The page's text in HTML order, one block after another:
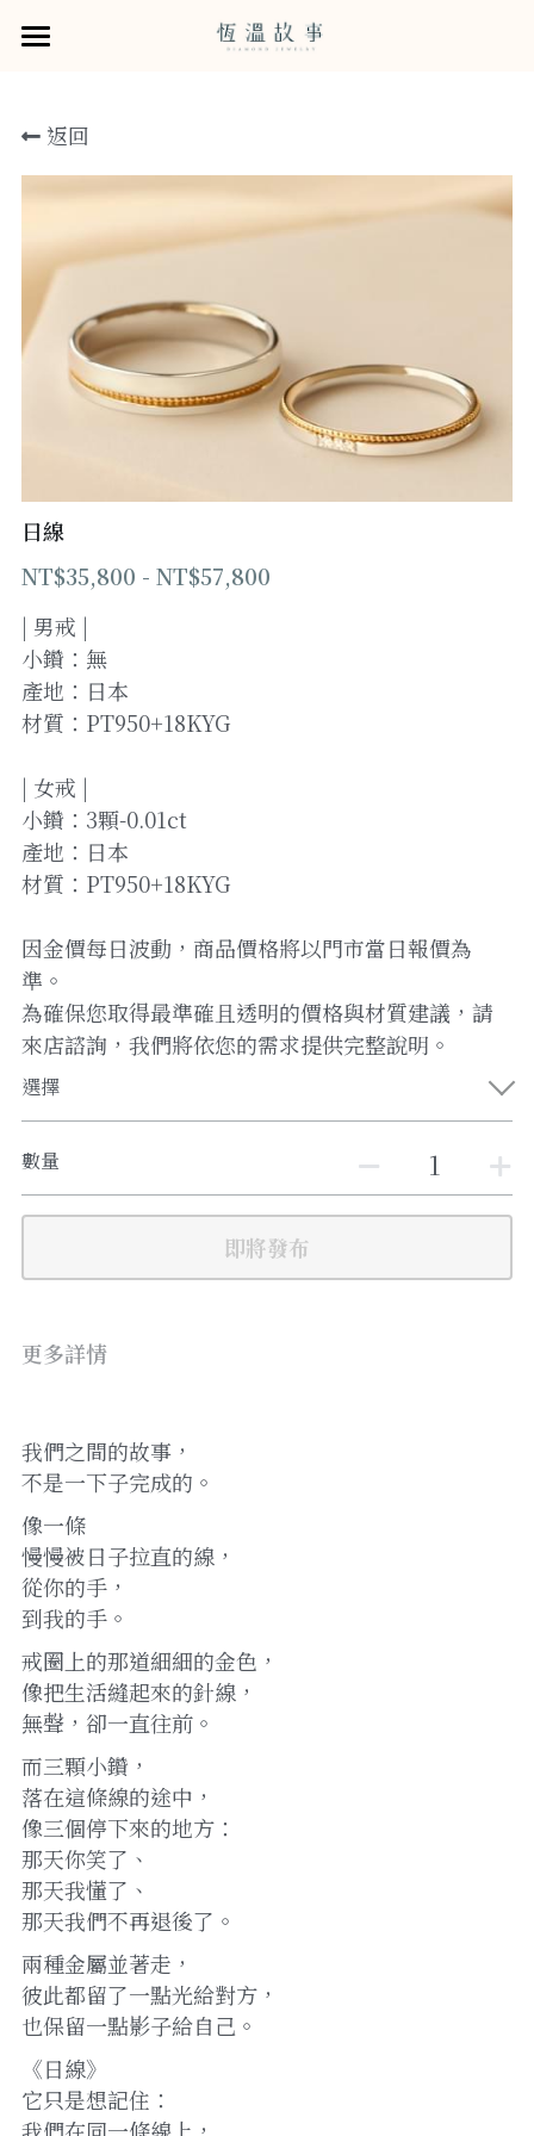
從他的樣貌選擇婚戒
鑽石系列
GIA培育鑽石
Rose Flame121鑽石
所有商品分類
訂婚鑽戒
小資鑽戒
結婚對戒
恆溫的服務
恆溫拾年 · 牽手故事書
給戀人的一紙情書
求婚戒租賃0元企劃
售後服務
預約諮詢
關於我們
登錄/ 註冊
返回
日線
NT$35,800 - NT$57,800
| 男戒 |
小鑽：無
產地：日本
材質：PT950+18KYG
| 女戒 |
小鑽：3顆-0.01ct
產地：日本
材質：PT950+18KYG
因金價每日波動，商品價格將以門市當日報價為
準。
為確保您取得最準確且透明的價格與材質建議，請
來店諮詢，我們將依您的需求提供完整說明。
選擇
數量
即將發布
更多詳情
我們之間的故事，
不是一下子完成的。
像一條
慢慢被日子拉直的線，
從你的手，
到我的手。
戒圈上的那道細細的金色，
像把生活縫起來的針線，
無聲，卻一直往前。
而三顆小鑽，
落在這條線的途中，
像三個停下來的地方：
那天你笑了、
那天我懂了、
那天我們不再退後了。
兩種金屬並著走，
彼此都留了一點光給對方，
也保留一點影子給自己。
《日線》
它只是想記住：
商品分類
所有商品分類
部落格分類
所有博客分類